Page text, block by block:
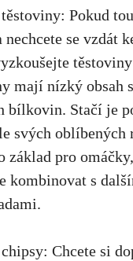
Pokud
nechcete se vzdát
mají nízký obsah
bílkovin. Stačí⁣ je
svých oblíbených
základ pro
⁢kombinovat s
Chcete si